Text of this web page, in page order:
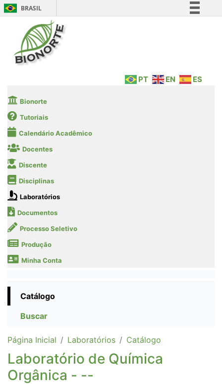
BRASIL
Legislação
PT EN ES
Bionorte
Tutoriais
Calendário Acadêmico
Docentes
Discente
Disciplinas
Laboratórios
Documentos
Processo Seletivo
Produção
Minha Conta
Catálogo
Buscar
Página Inicial Laboratórios Catálogo
Laboratório de Química
Orgânica - --